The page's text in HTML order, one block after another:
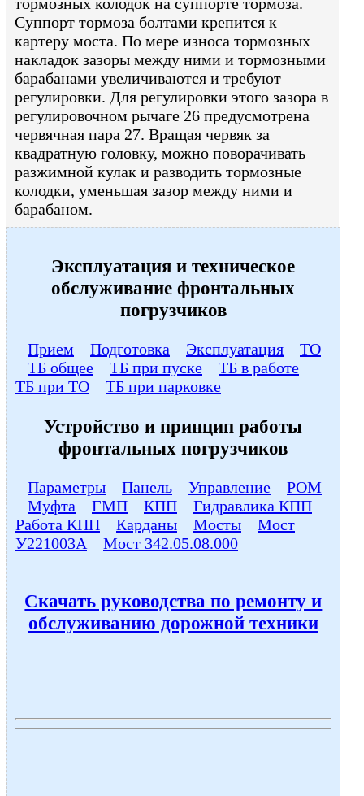
тормозных колодок на суппорте тормоза.
Суппорт тормоза болтами крепится к
картеру моста. По мере износа тормозных
накладок зазоры между ними и тормозными
барабанами увеличиваются и требуют
регулировки. Для регулировки этого зазора в
регулировочном рычаге 26 предусмотрена
червячная пара 27. Вращая червяк за
квадратную головку, можно поворачивать
разжимной кулак и разводить тормозные
колодки, уменьшая зазор между ними и
барабаном.
Эксплуатация и техническое
обслуживание фронтальных
погрузчиков
Прием Подготовка Эксплуатация
ТО
ТБ общее
ТБ при пуске
ТБ в работе
ТБ при ТО
ТБ при парковке
Устройство и принцип работы
фронтальных погрузчиков
Параметры Панель Управление
РОМ
Муфта
ГМП КПП
Гидравлика КПП
Работа КПП
Карданы Мосты
Мост
У221003А
Мост 342.05.08.000
Скачать руководства по ремонту и
обслуживанию дорожной техники